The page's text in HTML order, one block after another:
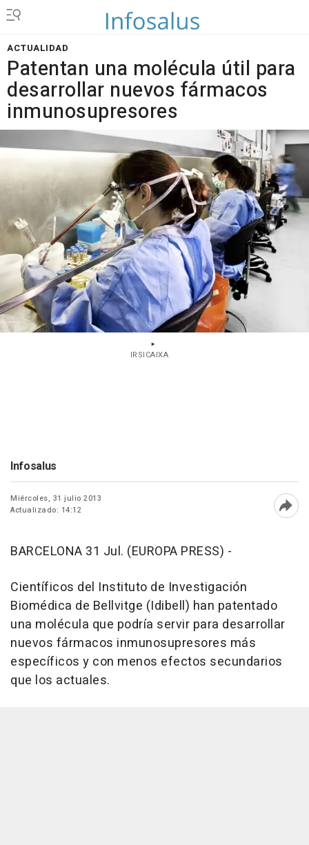
ACTUALIDAD
Patentan una molécula útil para
desarrollar nuevos fármacos
inmunosupresores
IRSICAIXA
Infosalus
Miércoles, 31 julio 2013
Actualizado: 14:12
BARCELONA 31 Jul. (EUROPA PRESS) -
Científicos del Instituto de Investigación
Biomédica de Bellvitge (Idibell) han patentado
una molécula que podría servir para desarrollar
nuevos fármacos inmunosupresores más
específicos y con menos efectos secundarios
que los actuales.